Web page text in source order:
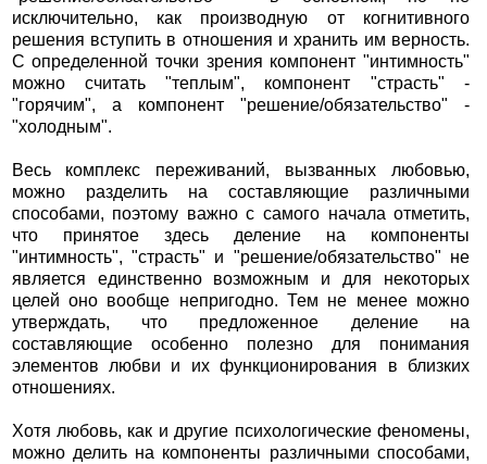
исключительно, как производную от когнитивного
решения вступить в отношения и хранить им верность.
С определенной точки зрения компонент "интимность"
можно считать "теплым", компонент "страсть" -
"горячим", а компонент "решение/обязательство" -
"холодным".
Весь комплекс переживаний, вызванных любовью,
можно разделить на составляющие различными
способами, поэтому важно с самого начала отметить,
что принятое здесь деление на компоненты
"интимность", "страсть" и "решение/обязательство" не
является единственно возможным и для некоторых
целей оно вообще непригодно. Тем не менее можно
утверждать, что предложенное деление на
составляющие особенно полезно для понимания
элементов любви и их функционирования в близких
отношениях.
Хотя любовь, как и другие психологические феномены,
можно делить на компоненты различными способами,